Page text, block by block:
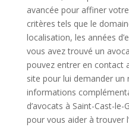
avancée pour affiner
critères tels que le
localisation, les années
vous avez trouvé un
pouvez entrer en contact
site pour lui demander
informations
d’avocats à Saint-Cast-
pour vous aider à trouver